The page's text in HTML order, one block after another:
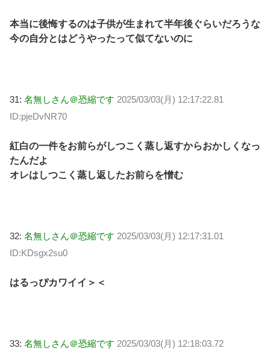
本当に後悔するのは子供が生まれて半年後ぐらいだろうな
今の自分とはどうやったって似てないのに
31: 名無しさん＠恐縮です 2025/03/03(月) 12:17:22.81
ID:pjeDvNR70
紅白の一件をお前らがしつこく蒸し返すからおかしくなっ
たんだよ
オレはしつこく蒸し返したお前らを憎む
32: 名無しさん＠恐縮です 2025/03/03(月) 12:17:31.01
ID:KDsgx2su0
はるっぴカワイイ＞＜
33: 名無しさん＠恐縮です 2025/03/03(月) 12:18:03.72